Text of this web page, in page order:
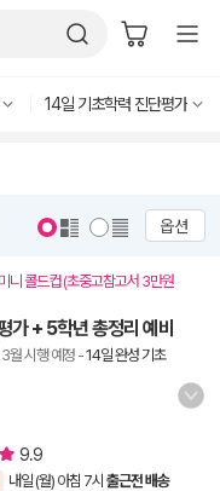
14일 기초학력 진단평가
옵션
니 콜드컵 (초중고참고서 3만원
가 + 5학년 총정리 예비
월 시행 예정-14일 완성 기초
9.9
내일 (월) 아침 7시 출근전 배송